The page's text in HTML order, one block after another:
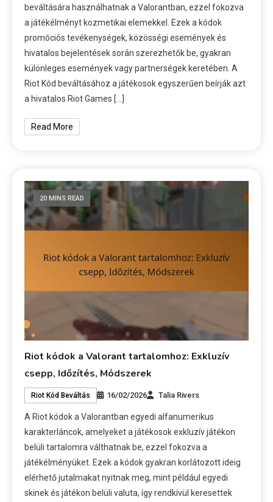
beváltására használhatnak a Valorantban, ezzel fokozva
a játékélményt kozmetikai elemekkel. Ezek a kódok
promóciós tevékenységek, közösségi események és
hivatalos bejelentések során szerezhetők be, gyakran
különleges események vagy partnerségek keretében. A
Riot Kód beváltásához a játékosok egyszerűen beírják azt
a hivatalos Riot Games […]
Read More
20 MINS READ
Riot kódok a Valorant tartalomhoz: Exkluzív
csepp, Időzítés, Módszerek
Riot Kód Beváltás 16/02/2026 Talia Rivers
A Riot kódok a Valorantban egyedi alfanumerikus
karakterláncok, amelyeket a játékosok exkluzív játékon
belüli tartalomra válthatnak be, ezzel fokozva a
játékélményüket. Ezek a kódok gyakran korlátozott ideig
elérhető jutalmakat nyitnak meg, mint például egyedi
skinek és játékon belüli valuta, így rendkívül keresettek